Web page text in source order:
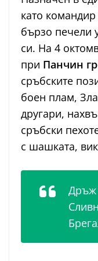
като
бързо печели
си. На 4
при Панчин
сръбските
боен плам,
другари,
сръбски
с шашката,
Дръж